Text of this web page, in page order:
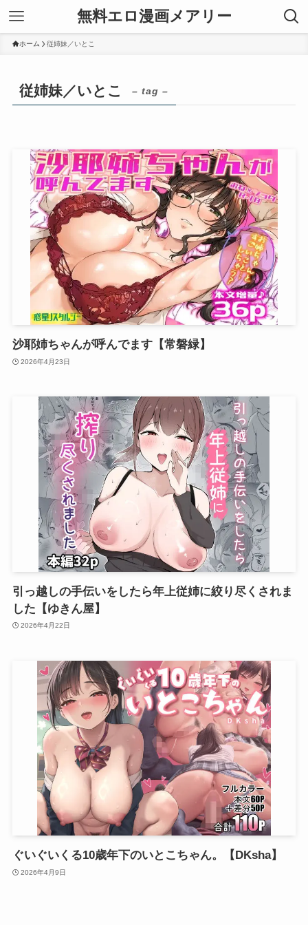
無料エロ漫画メアリー
ホーム 従姉妹／いとこ
従姉妹／いとこ – tag –
沙耶姉ちゃんが呼んでます【常磐緑】
2026年4月23日
引っ越しの手伝いをしたら年上従姉に絞り尽くされま
した【ゆきん屋】
2026年4月22日
ぐいぐいくる10歳年下のいとこちゃん。【DKsha】
2026年4月9日